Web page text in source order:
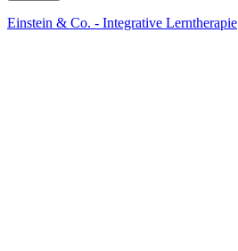
Einstein & Co. - Integrative Lerntherapie